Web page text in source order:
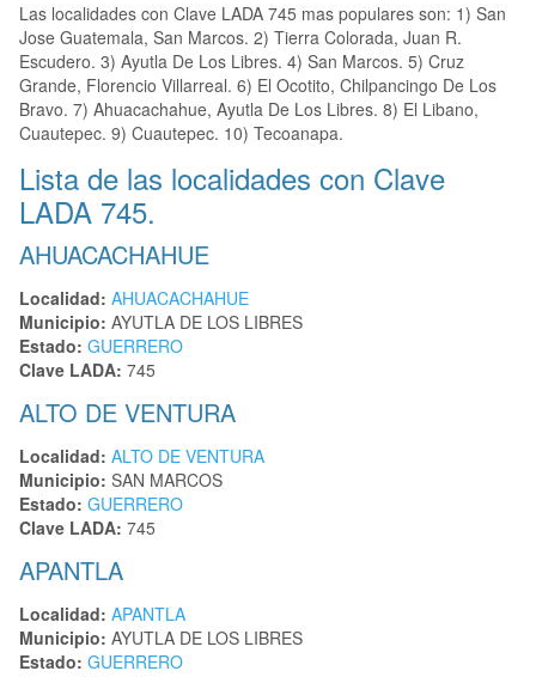
Las localidades con Clave LADA 745 mas populares son: 1) San
Jose Guatemala, San Marcos. 2) Tierra Colorada, Juan R.
Escudero. 3) Ayutla De Los Libres. 4) San Marcos. 5) Cruz
Grande, Florencio Villarreal. 6) El Ocotito, Chilpancingo De Los
Bravo. 7) Ahuacachahue, Ayutla De Los Libres. 8) El Libano,
Cuautepec. 9) Cuautepec. 10) Tecoanapa.
Lista de las localidades con Clave
LADA 745.
AHUACACHAHUE
Localidad: AHUACACHAHUE
Municipio: AYUTLA DE LOS LIBRES
Estado: GUERRERO
Clave LADA: 745
ALTO DE VENTURA
Localidad: ALTO DE VENTURA
Municipio: SAN MARCOS
Estado: GUERRERO
Clave LADA: 745
APANTLA
Localidad: APANTLA
Municipio: AYUTLA DE LOS LIBRES
Estado: GUERRERO